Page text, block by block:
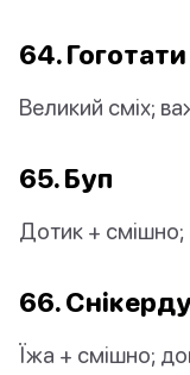
64. Гоготати
Великий сміх;
65. Буп
Дотик + смішно;
66.
Їжа + смішно;